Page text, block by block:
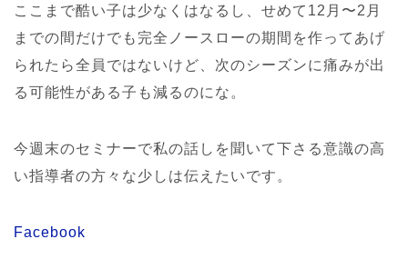
ここまで酷い子は少なくはなるし、せめて12月〜2月
までの間だけでも完全ノースローの期間を作ってあげ
られたら全員ではないけど、次のシーズンに痛みが出
る可能性がある子も減るのにな。
今週末のセミナーで私の話しを聞いて下さる意識の高
い指導者の方々な少しは伝えたいです。
Facebook